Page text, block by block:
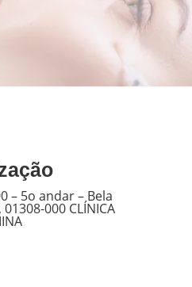
– 5o andar – Bela
000 CLÍNICA